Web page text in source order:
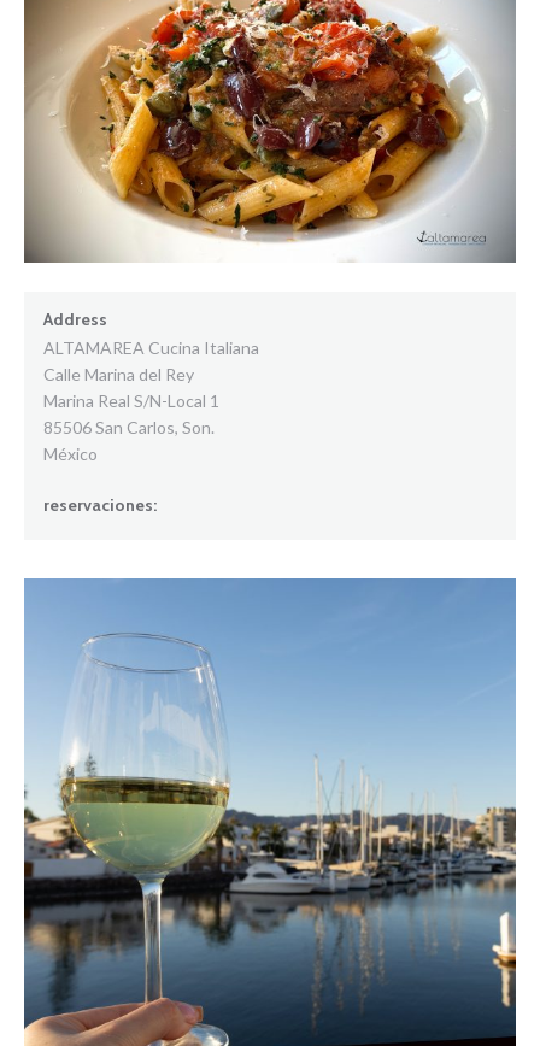
Address
ALTAMAREA Cucina Italiana
Calle Marina del Rey
Marina Real S/N-Local 1
85506 San Carlos, Son.
México
reservaciones: